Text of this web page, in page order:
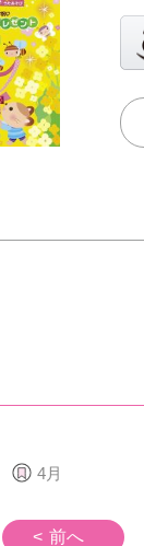
4月
< 前へ